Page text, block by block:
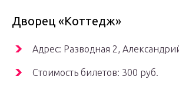
Дворец «Коттедж»
Адрес: Разводная 2,
Стоимость билетов: 300 руб.